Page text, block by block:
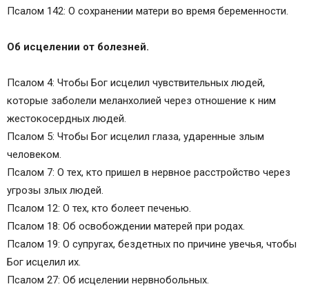
Псалом 142: О сохранении матери во время беременности.
Об исцелении от болезней.
Псалом 4: Чтобы Бог исцелил чувствительных людей,
которые заболели меланхолией через отношение к ним
жестокосердных людей.
Псалом 5: Чтобы Бог исцелил глаза, ударенные злым
человеком.
Псалом 7: О тех, кто пришел в нервное расстройство через
угрозы злых людей.
Псалом 12: О тех, кто болеет печенью.
Псалом 18: Об освобождении матерей при родах.
Псалом 19: О супругах, бездетных по причине увечья, чтобы
Бог исцелил их.
Псалом 27: Об исцелении нервнобольных.